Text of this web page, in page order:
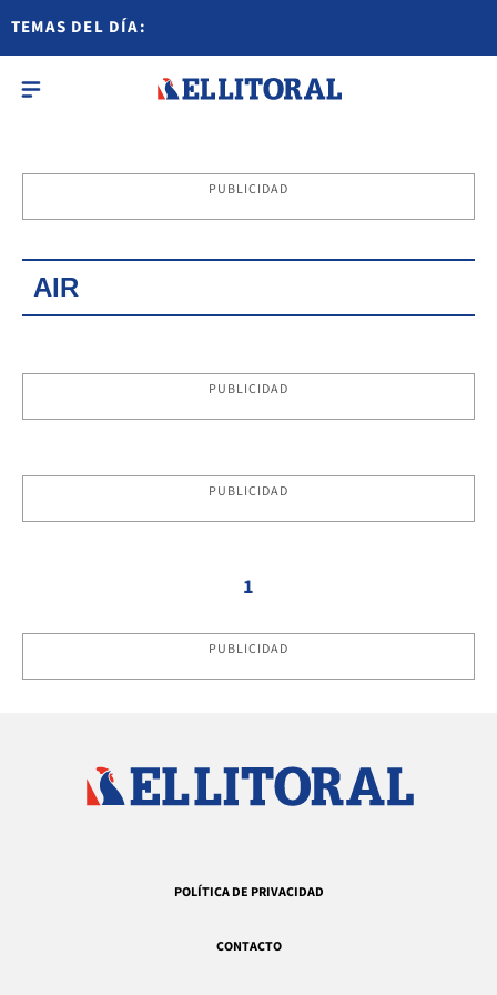
TEMAS DEL DÍA:
PUBLICIDAD
AIR
PUBLICIDAD
PUBLICIDAD
1
PUBLICIDAD
POLÍTICA DE PRIVACIDAD
CONTACTO